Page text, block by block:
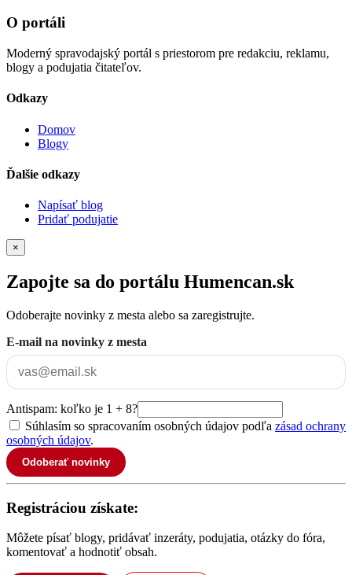
O portáli
Moderný spravodajský portál s priestorom pre redakciu, reklamu,
blogy a podujatia čitateľov.
Odkazy
Domov
Blogy
Ďalšie odkazy
Napísať blog
Pridať podujatie
×
Zapojte sa do portálu Humencan.sk
Odoberajte novinky z mesta alebo sa zaregistrujte.
E-mail na novinky z mesta
Antispam: koľko je 1 + 8?
Súhlasím so spracovaním osobných údajov podľa zásad ochrany
osobných údajov.
Odoberať novinky
Registráciou získate:
Môžete písať blogy, pridávať inzeráty, podujatia, otázky do fóra,
komentovať a hodnotiť obsah.